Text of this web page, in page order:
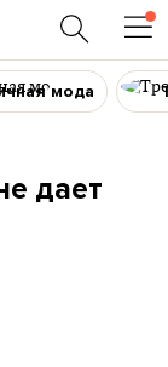
мода
дает